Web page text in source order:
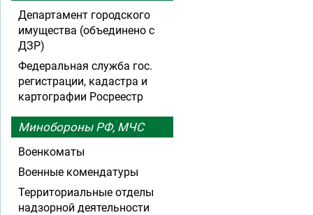
Департамент городского
имущества (объединено с
ДЗР)
Федеральная служба гос.
регистрации, кадастра и
картографии Росреестр
Минобороны РФ, МЧС
Военкоматы
Военные комендатуры
Территориальные отделы
надзорной деятельности